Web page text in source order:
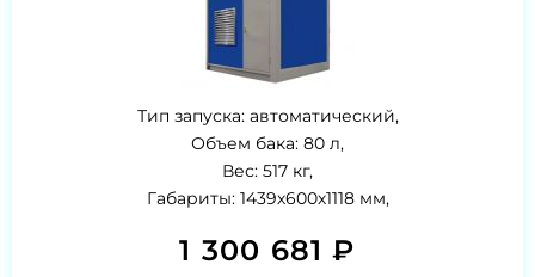
Тип запуска: автоматический,
Объем бака: 80 л,
Вес: 517 кг,
Габариты: 1439х600х1118 мм,
1 300 681 ₽